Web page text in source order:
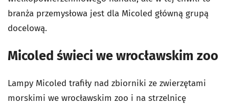
branża przemysłowa jest dla Micoled główną grupą
docelową.
Micoled świeci we wrocławskim zoo
Lampy Micoled trafiły nad zbiorniki ze zwierzętami
morskimi we wrocławskim zoo i na strzelnicę